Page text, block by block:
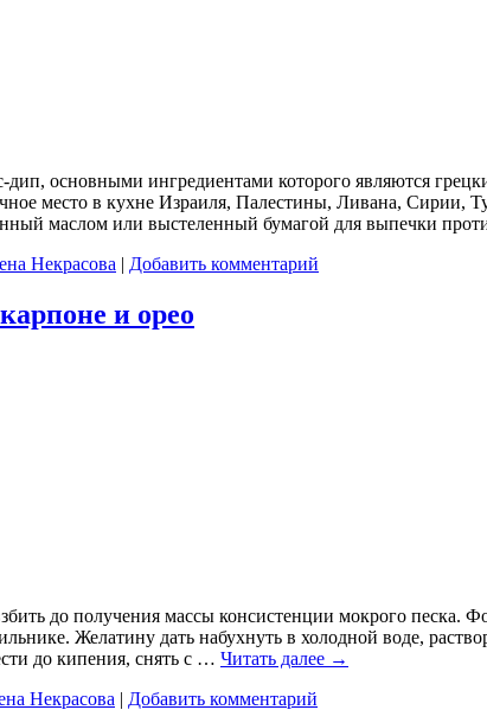
основными ингредиентами которого являются
место в кухне Израиля, Палестины, Ливана, Сирии,
маслом или выстеленный бумагой для выпечки
Некрасова | Добавить комментарий
и орео
до получения массы консистенции мокрого песка.
Желатину дать набухнуть в холодной воде,
до кипения, снять с … Читать далее →
Некрасова | Добавить комментарий